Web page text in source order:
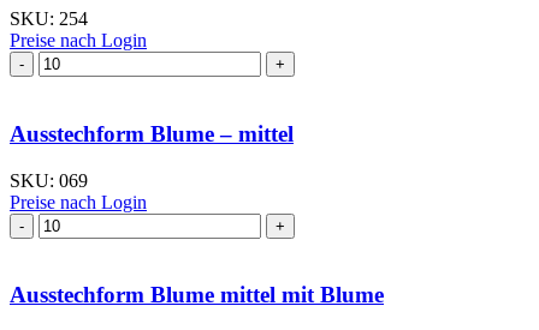
SKU: 254
Preise nach Login
Ausstechform Apfel
mit
Menge
Ausstechform Blume – mittel
SKU: 069
Preise nach Login
Ausstechform Blume
–
Menge
Ausstechform Blume mittel mit Blume